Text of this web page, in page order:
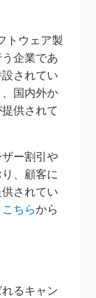
トウェア製
企業であ
されてい
国内外か
供されて
ー割引や
、顧客に
されてい
こちらから
るキャン